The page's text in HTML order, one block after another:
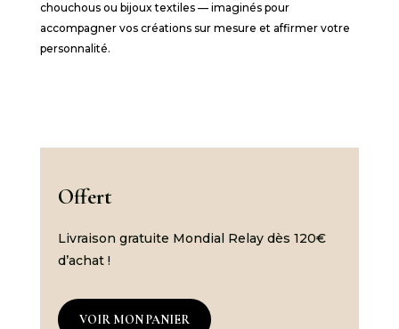
chouchous ou bijoux textiles — imaginés pour
accompagner vos créations sur mesure et affirmer votre
personnalité.
Offert
Livraison gratuite Mondial Relay dès 120€
d’achat !
VOIR MON PANIER